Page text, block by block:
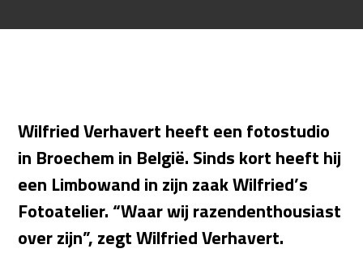
Wilfried Verhavert heeft een fotostudio
in Broechem in België. Sinds kort heeft hij
een Limbowand in zijn zaak Wilfried’s
Fotoatelier. “Waar wij razendenthousiast
over zijn”, zegt Wilfried Verhavert.